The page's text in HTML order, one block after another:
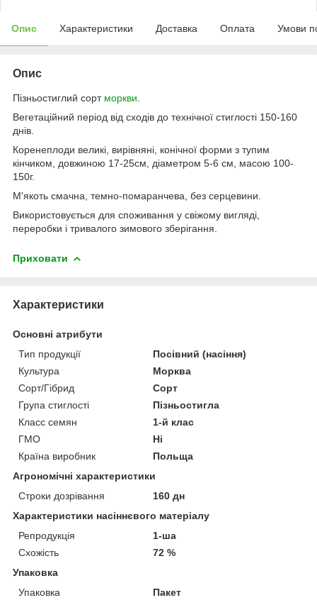
Опис Характеристики Доставка Оплата Умови
Опис
Пізньостиглий сорт моркви
Вегетаційний період від сходів до технічної стиглості 150-160
днів.
Коренеплоди великі, вирівняні, конічної форми з тупим
кінчиком, довжиною 17-25см, діаметром 5-6 см, масою 100-
150г.
М'якоть смачна, темно-помаранчева, без серцевини.
Використовується для споживання у свіжому вигляді,
переробки і тривалого зимового зберігання.
Приховати
Характеристики
Основні атрибути
Тип продукції
Посівний (насіння)
Культура
Морква
Сорт/Гібрид
Сорт
Група стиглості
Пізньостигла
Класс семян
1-й клас
ГМО
Ні
Країна виробник
Польща
Агрономічні характеристики
Строки дозрівання
160 дн
Характеристики насіннєвого матеріалу
Репродукція
1-ша
Схожість
72 %
Упаковка
Упаковка
Пакет